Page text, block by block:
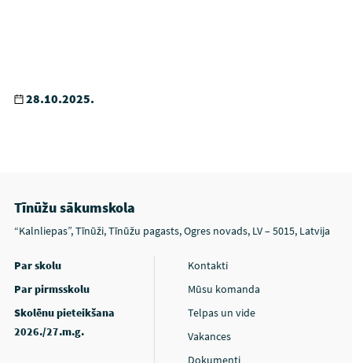
28.10.2025.
Tīnūžu sākumskola
“Kalnliepas”, Tīnūži, Tīnūžu pagasts, Ogres novads, LV – 5015, Latvija
Par skolu
Par pirmsskolu
Skolēnu pieteikšana
2026./27.m.g.
Kontakti
Mūsu komanda
Telpas un vide
Vakances
Dokumenti